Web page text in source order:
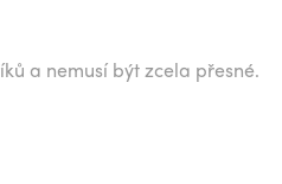
a nemusí být zcela přesné.